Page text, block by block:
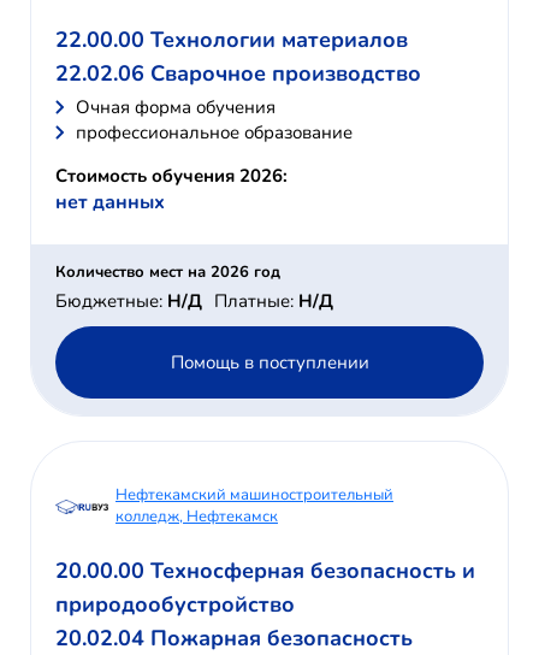
22.00.00 Технологии материалов
22.02.06 Сварочное производство
Очная форма обучения
профессиональное образование
Стоимость обучения 2026:
нет данных
Количество мест на 2026 год
Бюджетные: Н/Д Платные: Н/Д
Помощь в поступлении
Нефтекамский машиностроительный
колледж, Нефтекамск
20.00.00 Техносферная безопасность и
природообустройство
20.02.04 Пожарная безопасность